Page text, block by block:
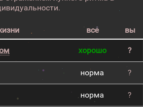
все вы
хорошо ?
норма ?
норма ?